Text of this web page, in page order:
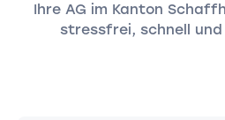
Ihre AG im Kanton
stressfrei, schnell